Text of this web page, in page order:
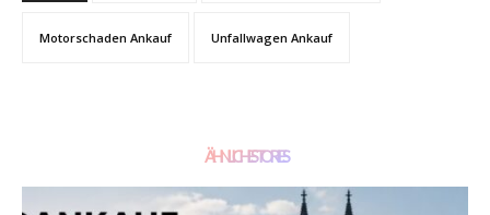
Motorschaden Ankauf Unfallwagen Ankauf
ÄHNLICHE STORIES